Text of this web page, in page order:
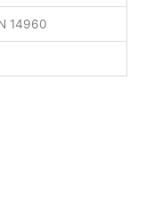
14960